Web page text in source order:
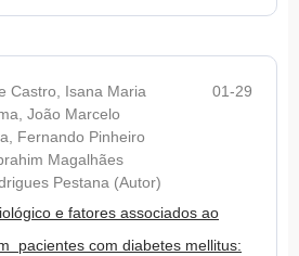
Castro, Isana Maria
João Marcelo
Fernando Pinheiro
Magalhães
Pestana (Autor)
01-29
e fatores associados ao
pacientes com diabetes mellitus: